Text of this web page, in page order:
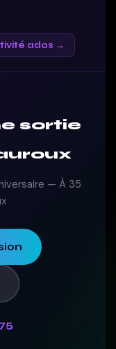
ados →
sortie
— À 35